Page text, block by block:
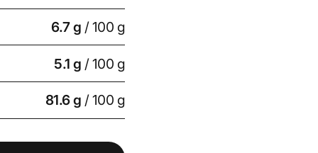
6.7 g / 100 g
5.1 g / 100 g
81.6 g / 100 g